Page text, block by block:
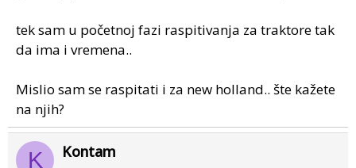
tek sam u početnoj fazi raspitivanja za traktore tak
da ima i vremena..
Mislio sam se raspitati i za new holland.. šte kažete
na njih?
K Kontam